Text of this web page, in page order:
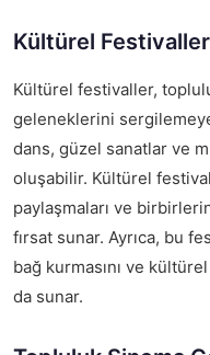
Kültürel Festivaller
Kültürel festivaller,
geleneklerini
dans, güzel sanatlar ve
oluşabilir. Kültürel
paylaşmaları ve
fırsat sunar. Ayrıca, bu
bağ kurmasını ve kültürel
da sunar.